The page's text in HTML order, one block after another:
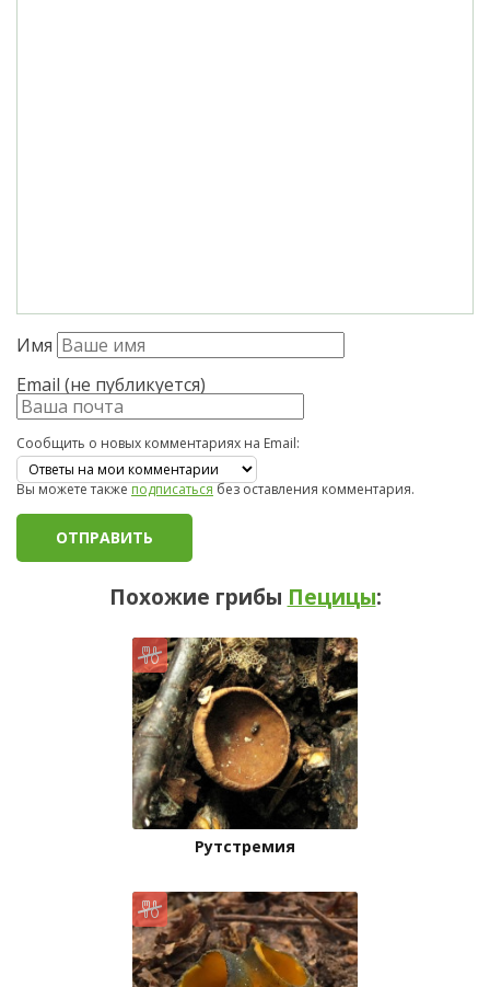
Имя
Email (не публикуется)
Сообщить о новых комментариях на Email:
Вы можете такжеподписатьсябез оставления комментария.
Похожие грибы Пецицы:
Рутстремия